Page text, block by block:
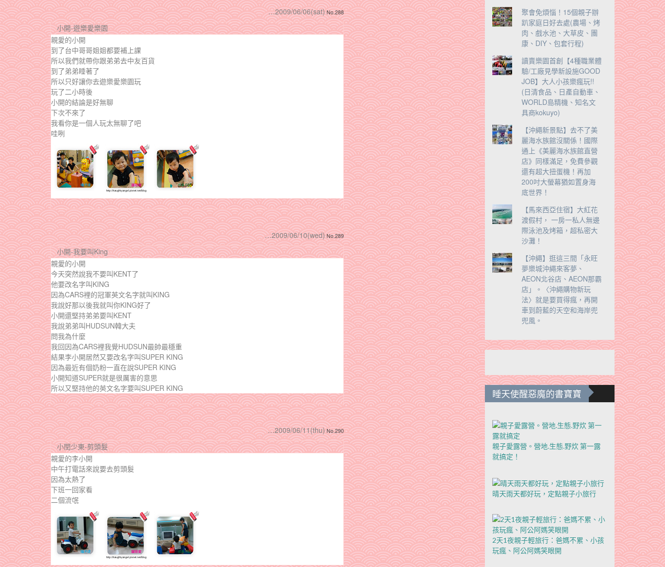
…2009/06/06(sat)No.288
小開-遊樂愛樂園
親愛的小開
到了台中哥哥姐姐都要補上課
所以我們就帶你跟弟弟去中友百貨
到了弟弟睡著了
所以只好讓你去遊樂愛樂園玩
玩了二小時後
小開的結論是好無聊
下次不來了
我看你是一個人玩太無聊了吧
哇咧
…2009/06/10(wed)No.289
小開-我要叫King
親愛的小開
今天突然說我不要叫KENT了
他要改名字叫KING
因為CARS裡的冠軍英文名字就叫KING
我說好那以後我就叫你KING好了
小開還堅持弟弟要叫KENT
我說弟弟叫HUDSUN韓大夫
問我為什麼
我回因為CARS裡我覺HUDSUN最帥最穩重
結果李小開居然又要改名字叫SUPER KING
因為最近有個奶粉一直在說SUPER KING
小開知道SUPER就是很厲害的意思
所以又堅持他的英文名字要叫SUPER KING
…2009/06/11(thu)No.290
小閏少東-剪頭髮
親愛的李小開
中午打電話來說要去剪頭髮
因為太熱了
下班一回家看
二個流氓
聚會免煩惱！15個親子辦
趴家庭日好去處(農場、烤
肉、戲水池、大草皮、團
康、DIY、包套行程)
讀賣樂園首創【4種職業體
驗/工廠見學新設施GOOD
JOB】大人小孩樂瘋玩!!
(日清食品、日產自動車、
WORLD島精機、知名文
具商kokuyo)
【沖繩新景點】去不了美
麗海水族館沒關係！國際
通上《美麗海水族館直營
店》同樣滿足，免費參觀
還有超大扭蛋機！再加
200吋大螢幕猶如置身海
底世界！
【馬來西亞住宿】大紅花
渡假村， 一房一私人無邊
際泳池及烤箱，超私密大
沙灘！
【沖繩】逛這三間「永旺
夢樂城沖繩來客夢、
AEON北谷店、AEON那霸
店」。〈沖繩購物新玩
法〉就是要買得瘋，再開
車到蔚藍的天空和海岸兜
兜風。
睡天使醒惡魔的書寶寶
親子愛露營。營地.生態.野炊 第一露
就搞定！
晴天雨天都好玩，定點親子小旅行
2天1夜親子輕旅行：爸媽不累、小孩
玩瘋、阿公阿媽笑眼開